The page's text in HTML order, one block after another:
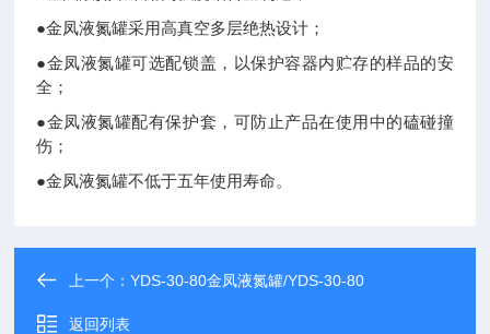
●金凤液氮罐采用高真空多层绝热设计；
●金凤液氮罐可选配锁盖，以保护容器内贮存的样品的安
全；
●金凤液氮罐配有保护套，可防止产品在使用中的磕碰撞
伤；
●金凤液氮罐不低于五年使用寿命。
上一个：YDS-30-80金凤液氮罐/YDS-30-80
返回列表